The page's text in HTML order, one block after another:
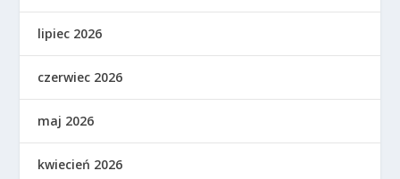
lipiec 2026
czerwiec 2026
maj 2026
kwiecień 2026